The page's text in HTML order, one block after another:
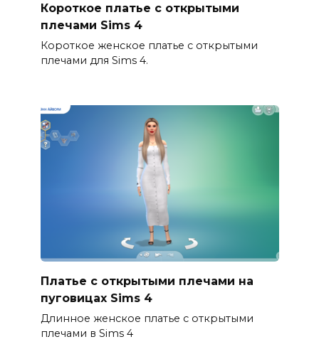
Короткое платье с открытыми
плечами Sims 4
Короткое женское платье с открытыми
плечами для Sims 4.
Платье с открытыми плечами на
пуговицах Sims 4
Длинное женское платье с открытыми
плечами в Sims 4